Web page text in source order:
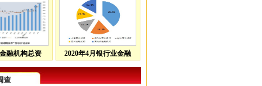
融机构总资 2020年4月银行业金融
查